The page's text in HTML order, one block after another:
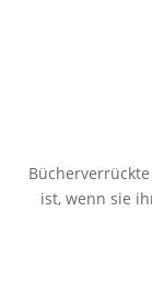
ist, wenn sie